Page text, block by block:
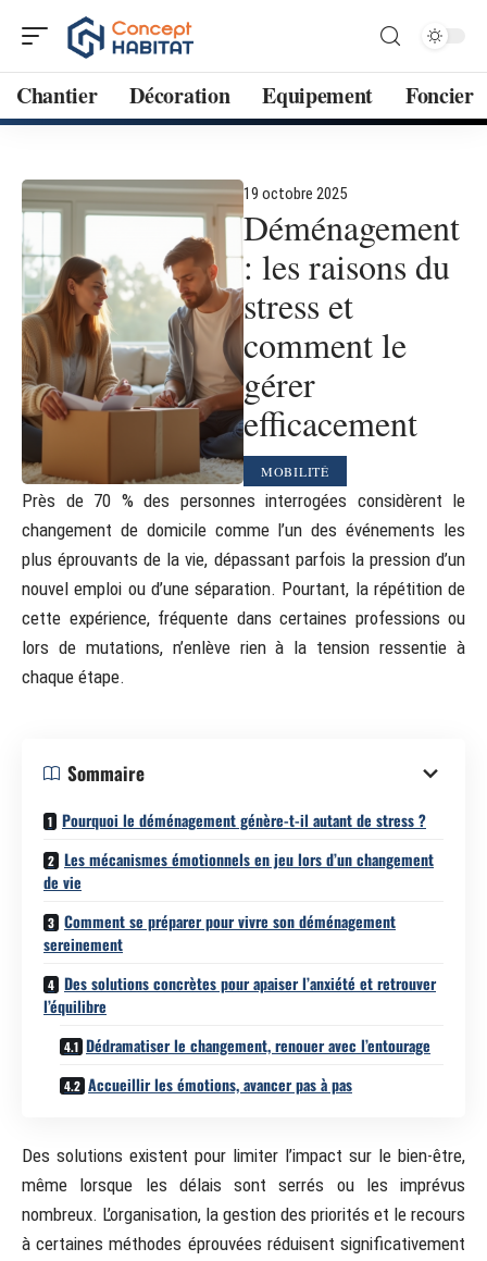
Chantier Décoration Equipement Foncier
19 octobre 2025
Déménagement
: les raisons du
stress et
comment le
gérer
efficacement
MOBILITÉ
Près de 70 % des personnes interrogées considèrent le
changement de domicile comme l’un des événements les
plus éprouvants de la vie, dépassant parfois la pression d’un
nouvel emploi ou d’une séparation. Pourtant, la répétition de
cette expérience, fréquente dans certaines professions ou
lors de mutations, n’enlève rien à la tension ressentie à
chaque étape.
Sommaire
Pourquoi le déménagement génère-t-il autant de stress ?
Les mécanismes émotionnels en jeu lors d’un changement
de vie
Comment se préparer pour vivre son déménagement
sereinement
Des solutions concrètes pour apaiser l’anxiété et retrouver
l’équilibre
Dédramatiser le changement, renouer avec l’entourage
Accueillir les émotions, avancer pas à pas
Des solutions existent pour limiter l’impact sur le bien-être,
même lorsque les délais sont serrés ou les imprévus
nombreux. L’organisation, la gestion des priorités et le recours
à certaines méthodes éprouvées réduisent significativement